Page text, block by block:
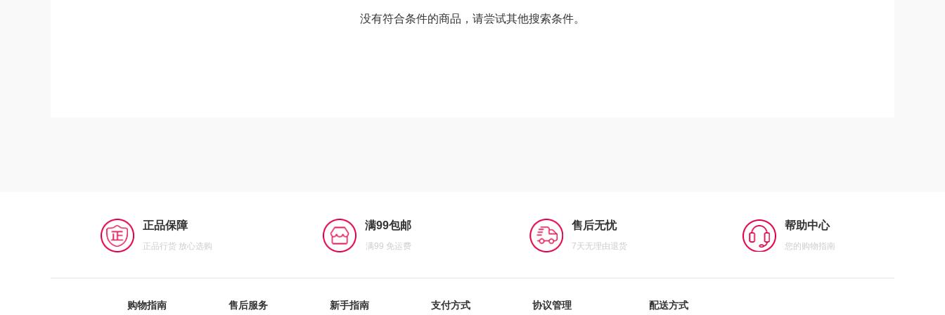
没有符合条件的商品，请尝试其他搜索条件。
正品保障
正品行货 放心选购
满99包邮
满99 免运费
售后无忧
7天无理由退货
帮助中心
您的购物指南
购物指南 售后服务 新手指南 支付方式 协议管理 配送方式